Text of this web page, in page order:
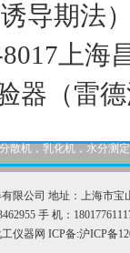
导期法
上海
器（雷
散机，乳化机，水分测
限公司 地址：上海市宝
手 机：
仪器网 ICP备:沪ICP备